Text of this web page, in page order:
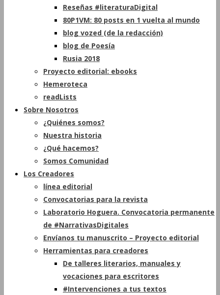
Reseñas #literaturaDigital
80P1VM: 80 posts en 1 vuelta al mundo
blog vozed (de la redacción)
blog de Poesía
Rusia 2018
Proyecto editorial: ebooks
Hemeroteca
readLists
Sobre Nosotros
¿Quiénes somos?
Nuestra historia
¿Qué hacemos?
Somos Comunidad
Los Creadores
línea editorial
Convocatorias para la revista
Laboratorio Hoguera. Convocatoria permanente
de #NarrativasDigitales
Envíanos tu manuscrito – Proyecto editorial
Herramientas para creadores
De talleres literarios, manuales y
vocaciones para escritores
#Intervenciones a tus textos